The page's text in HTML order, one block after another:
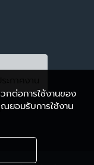
กต่อการใช้งานของ
ยอมรับการใช้งาน